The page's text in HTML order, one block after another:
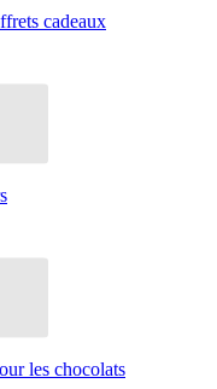
cadeaux
les chocolats